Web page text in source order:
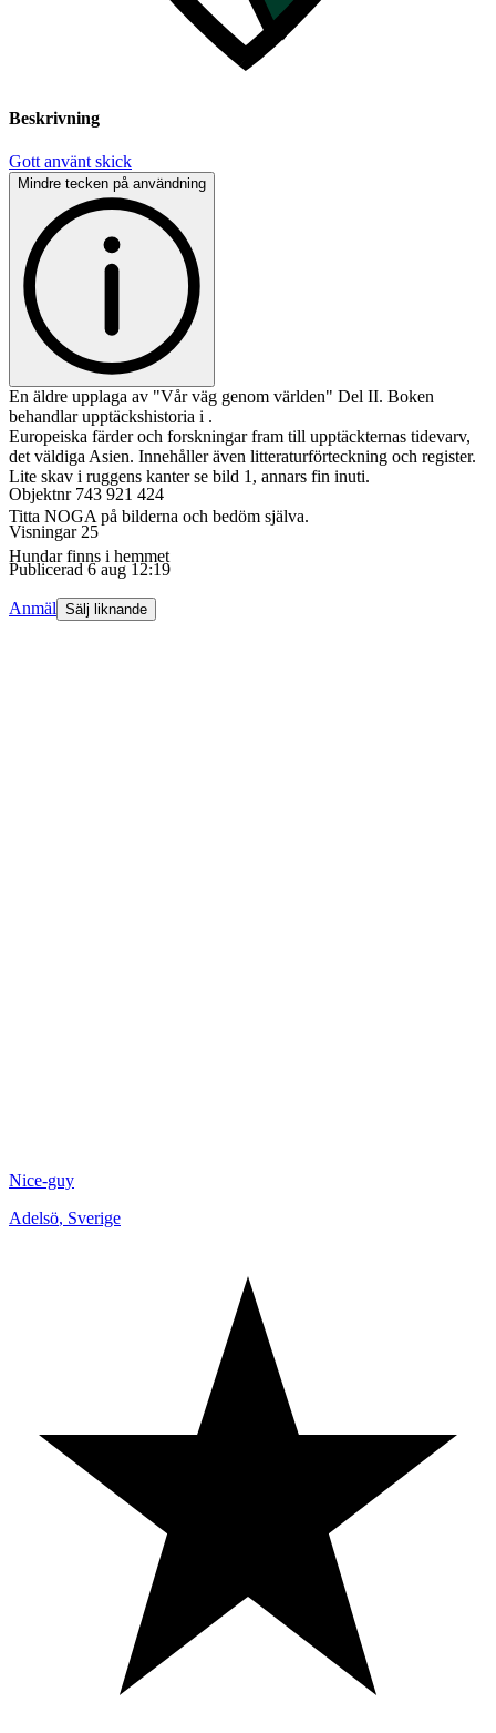
Beskrivning
Gott använt skick
Mindre tecken på användning
En äldre upplaga av "Vår väg genom världen" Del II. Boken
behandlar upptäckshistoria i .
Europeiska färder och forskningar fram till upptäckternas tidevarv,
det väldiga Asien. Innehåller även litteraturförteckning och register.
Lite skav i ruggens kanter se bild 1, annars fin inuti.
Titta NOGA på bilderna och bedöm själva.
Hundar finns i hemmet
Objektnr 743 921 424
Visningar 25
Publicerad 6 aug 12:19
Anmäl Sälj liknande
Nice-guy
Adelsö, Sverige